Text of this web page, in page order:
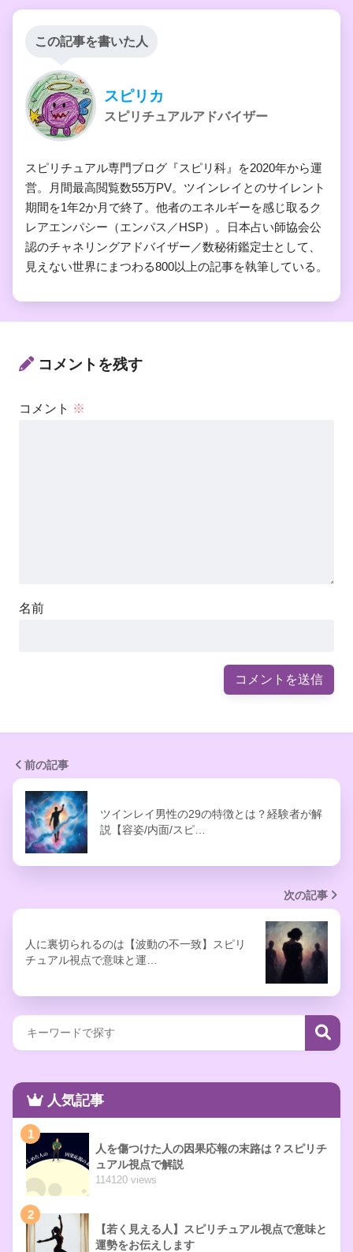
この記事を書いた人
スピリカ
スピリチュアルアドバイザー
スピリチュアル専門ブログ『スピリ科』を2020年から運
営。月間最高閲覧数55万PV。ツインレイとのサイレント
期間を1年2か月で終了。他者のエネルギーを感じ取るク
レアエンパシー（エンパス／HSP）。日本占い師協会公
認のチャネリングアドバイザー／数秘術鑑定士として、
見えない世界にまつわる800以上の記事を執筆している。
コメントを残す
コメント ※
名前
前の記事
ツインレイ男性の29の特徴とは？経験者が解
説【容姿/内面/スピ…
次の記事
人に裏切られるのは【波動の不一致】スピリ
チュアル視点で意味と運…
人気記事
1
人を傷つけた人の因果応報の末路は？スピリチ
ュアル視点で解説
114120 views
2
【若く見える人】スピリチュアル視点で意味と
運勢をお伝えします